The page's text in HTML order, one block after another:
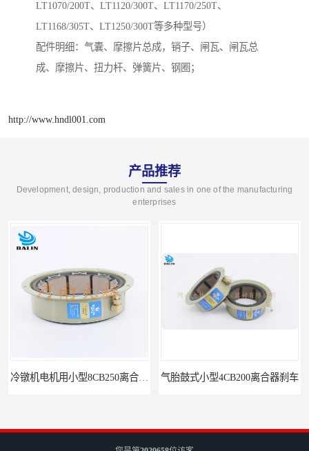
LT1070/200T、LT1120/300T、LT1170/250T、
LT1168/305T、LT1250/300T等多种型号）
配件明细：气囊、摩擦片总成，销子、闸瓦、闸瓦总
成、摩擦片、扭力杆、弹簧片、钢圈；
http://www.hndl001.com
产品推荐
Development, design, production and sales in one of the manufacturing
enterprises
气胎鼓式小型4CB200离合器刹车 造纸机用气动离合器刹车CB